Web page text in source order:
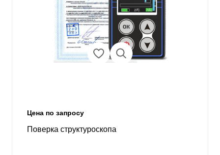
Цена по запросу
Поверка структуроскопа